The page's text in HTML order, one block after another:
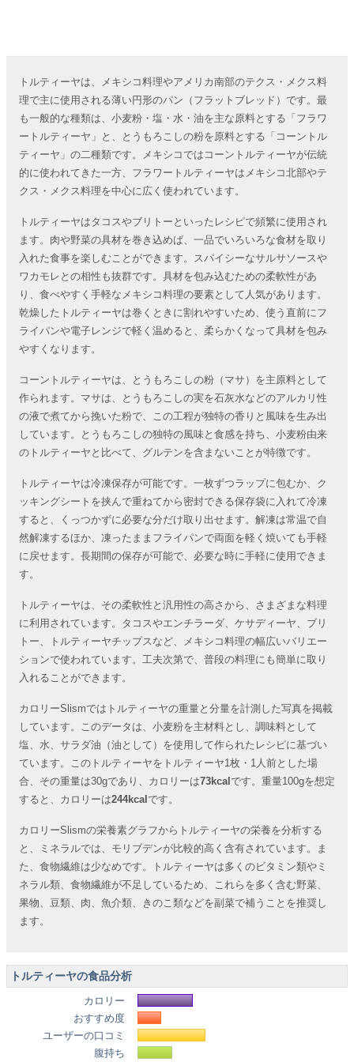
トルティーヤは、メキシコ料理やアメリカ南部のテクス・メクス料
理で主に使用される薄い円形のパン（フラットブレッド）です。最
も一般的な種類は、小麦粉・塩・水・油を主な原料とする「フラワ
ートルティーヤ」と、とうもろこしの粉を原料とする「コーントル
ティーヤ」の二種類です。メキシコではコーントルティーヤが伝統
的に使われてきた一方、フラワートルティーヤはメキシコ北部やテ
クス・メクス料理を中心に広く使われています。
トルティーヤはタコスやブリトーといったレシピで頻繁に使用され
ます。肉や野菜の具材を巻き込めば、一品でいろいろな食材を取り
入れた食事を楽しむことができます。スパイシーなサルサソースや
ワカモレとの相性も抜群です。具材を包み込むための柔軟性があ
り、食べやすく手軽なメキシコ料理の要素として人気があります。
乾燥したトルティーヤは巻くときに割れやすいため、使う直前にフ
ライパンや電子レンジで軽く温めると、柔らかくなって具材を包み
やすくなります。
コーントルティーヤは、とうもろこしの粉（マサ）を主原料として
作られます。マサは、とうもろこしの実を石灰水などのアルカリ性
の液で煮てから挽いた粉で、この工程が独特の香りと風味を生み出
しています。とうもろこしの独特の風味と食感を持ち、小麦粉由来
のトルティーヤと比べて、グルテンを含まないことが特徴です。
トルティーヤは冷凍保存が可能です。一枚ずつラップに包むか、ク
ッキングシートを挟んで重ねてから密封できる保存袋に入れて冷凍
すると、くっつかずに必要な分だけ取り出せます。解凍は常温で自
然解凍するほか、凍ったままフライパンで両面を軽く焼いても手軽
に戻せます。長期間の保存が可能で、必要な時に手軽に使用できま
す。
トルティーヤは、その柔軟性と汎用性の高さから、さまざまな料理
に利用されています。タコスやエンチラーダ、ケサディーヤ、ブリ
トー、トルティーヤチップスなど、メキシコ料理の幅広いバリエー
ションで使われています。工夫次第で、普段の料理にも簡単に取り
入れることができます。
カロリーSlismではトルティーヤの重量と分量を計測した写真を掲載
しています。このデータは、小麦粉を主材料とし、調味料として
塩、水、サラダ油（油として）を使用して作られたレシピに基づい
ています。このトルティーヤをトルティーヤ1枚・1人前とした場
合、その重量は30gであり、カロリーは73kcal です。重量100gを想定
すると、カロリーは244kcal です。
カロリーSlismの栄養素グラフからトルティーヤの栄養を分析する
と、ミネラルでは、モリブデンが比較的高く含有されています。ま
た、食物繊維は少なめです。トルティーヤは多くのビタミン類やミ
ネラル類、食物繊維が不足しているため、これらを多く含む野菜、
果物、豆類、肉、魚介類、きのこ類などを副菜で補うことを推奨し
ます。
トルティーヤの食品分析
カロリー
おすすめ度
ユーザーの口コミ
腹持ち